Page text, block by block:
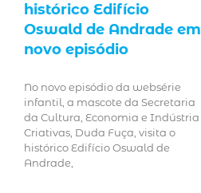
histórico Edifício
Oswald de Andrade em
novo episódio
No novo episódio da websérie
infantil, a mascote da Secretaria
da Cultura, Economia e Indústria
Criativas, Duda Fuça, visita o
histórico Edifício Oswald de
Andrade,